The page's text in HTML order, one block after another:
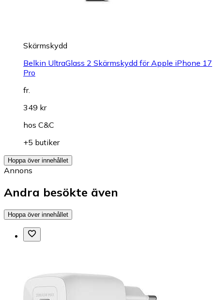
Skärmskydd
Belkin UltraGlass 2 Skärmskydd för Apple iPhone 17
Pro
fr.
349 kr
hos C&C
+5 butiker
Hoppa över innehållet
Annons
Andra besökte även
Hoppa över innehållet